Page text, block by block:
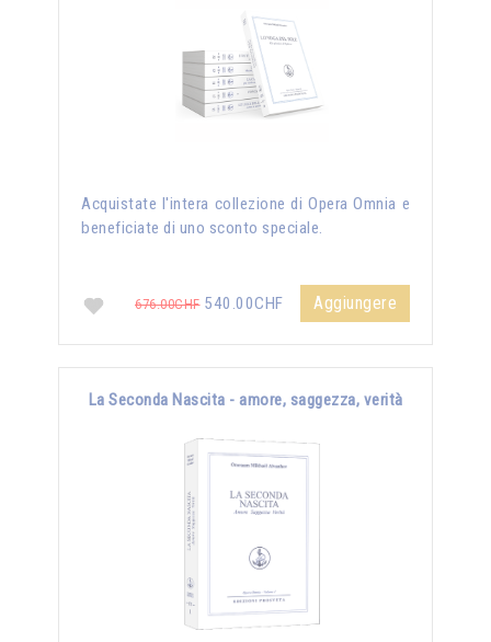
Acquistate l'intera collezione di Opera Omnia e
beneficiate di uno sconto speciale.
676.00CHF540.00CHF Aggiungere
La Seconda Nascita - amore, saggezza, verità